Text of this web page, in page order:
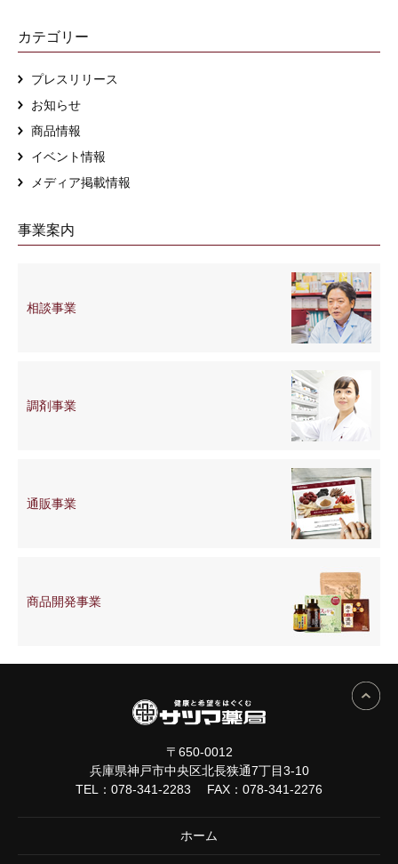
カテゴリー
プレスリリース
お知らせ
商品情報
イベント情報
メディア掲載情報
事業案内
相談事業
調剤事業
通販事業
商品開発事業
〒650-0012
兵庫県神戸市中央区北長狭通7丁目3-10
TEL： 078-341-2283 FAX：078-341-2276
ホーム